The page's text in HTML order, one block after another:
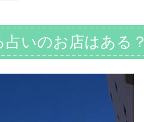
いのお店はある？